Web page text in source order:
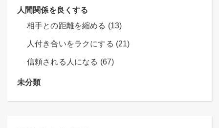
人間関係を良くする
相手との距離を縮める (13)
人付き合いをラクにする (21)
信頼される人になる (67)
未分類